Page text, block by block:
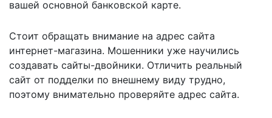
вашей основной банковской карте.
Стоит обращать внимание на адрес сайта
интернет-магазина. Мошенники уже научились
создавать сайты-двойники. Отличить реальный
сайт от подделки по внешнему виду трудно,
поэтому внимательно проверяйте адрес сайта.